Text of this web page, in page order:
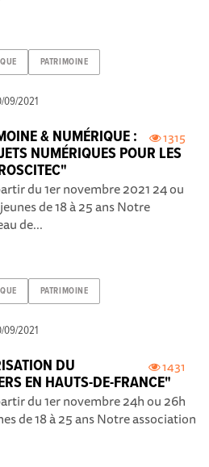
PATRIMOINE
09/2021
1315
& NUMÉRIQUE :
NUMÉRIQUES POUR LES
du 1er novembre 2021 24 ou
de 18 à 25 ans Notre
de...
PATRIMOINE
09/2021
1431
DU
EN HAUTS-DE-FRANCE"
du 1er novembre 24h ou 26h
de 18 à 25 ans Notre association